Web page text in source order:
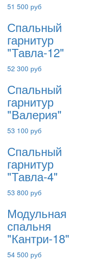
51 500 руб
Спальный
гарнитур
"Тавла-12"
52 300 руб
Спальный
гарнитур
"Валерия"
53 100 руб
Спальный
гарнитур
"Тавла-4"
53 800 руб
Модульная
спальня
"Кантри-18"
54 500 руб